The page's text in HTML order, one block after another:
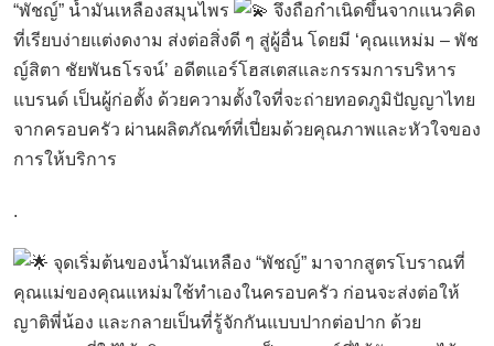
“พัชญ์” น้ำมันเหลืองสมุนไพร
จึงถือกำเนิดขึ้นจากแนวคิด
ที่เรียบง่ายแต่งดงาม ส่งต่อสิ่งดี ๆ สู่ผู้อื่น โดยมี ‘คุณแหม่ม – พัช
ญ์สิตา ชัยพันธโรจน์’ อดีตแอร์โฮสเตสและกรรมการบริหาร
แบรนด์ เป็นผู้ก่อตั้ง ด้วยความตั้งใจที่จะถ่ายทอดภูมิปัญญาไทย
จากครอบครัว ผ่านผลิตภัณฑ์ที่เปี่ยมด้วยคุณภาพและหัวใจของ
การให้บริการ
.
จุดเริ่มต้นของน้ำมันเหลือง “พัชญ์” มาจากสูตรโบราณที่
คุณแม่ของคุณแหม่มใช้ทำเองในครอบครัว ก่อนจะส่งต่อให้
ญาติพี่น้อง และกลายเป็นที่รู้จักกันแบบปากต่อปาก ด้วย